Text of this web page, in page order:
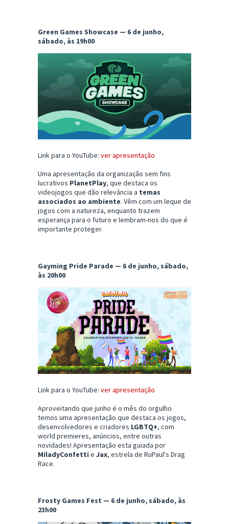
Green Games Showcase — 6 de junho,
sábado, às 19h00
Link para o YouTube: ver apresentação
Uma apresentação da organização sem fins
lucrativos PlanetPlay, que destaca os
videojogos que dão relevância a temas
associados ao ambiente. Vêm com um leque de
jogos com a natureza, enquanto trazem
esperança para o futuro e lembram-nos do que é
importante proteger.
Gayming Pride Parade — 6 de junho, sábado,
às 20h00
Link para o YouTube: ver apresentação
Aproveitando que junho é o mês do orgulho
temos uma apresentação que destaca os jogos,
desenvolvedores e criadores LGBTQ+, com
world premieres, anúncios, entre outras
novidades! Apresentação esta guiada por
MiladyConfetti e Jax, estrela de RuPaul's Drag
Race.
Frosty Games Fest — 6 de junho, sábado, às
23h00